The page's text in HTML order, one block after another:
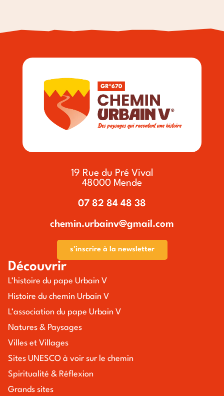
19 Rue du Pré Vival
48000 Mende
07 82 84 48 38
chemin.urbainv@gmail.com
s'inscrire à la newsletter
Découvrir
L’histoire du pape Urbain V
Histoire du chemin Urbain V
L’association du pape Urbain V
Natures & Paysages
Villes et Villages
Sites UNESCO à voir sur le chemin
Spiritualité & Réflexion
Grands sites